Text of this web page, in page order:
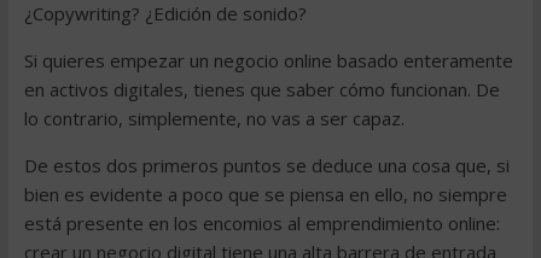
¿Copywriting? ¿Edición de sonido?
Si quieres empezar un negocio online basado enteramente
en activos digitales, tienes que saber cómo funcionan. De
lo contrario, simplemente, no vas a ser capaz.
De estos dos primeros puntos se deduce una cosa que, si
bien es evidente a poco que se piensa en ello, no siempre
está presente en los encomios al emprendimiento online:
crear un negocio digital tiene una alta barrera de entrada